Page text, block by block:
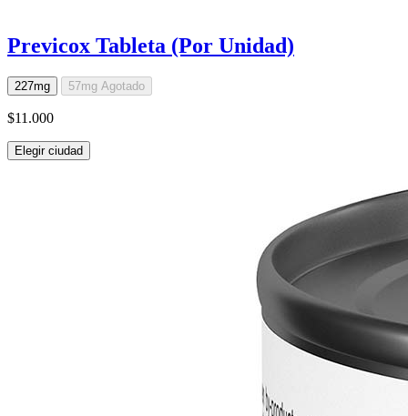
Previcox Tableta (Por Unidad)
227mg 57mg Agotado
$11.000
Elegir ciudad